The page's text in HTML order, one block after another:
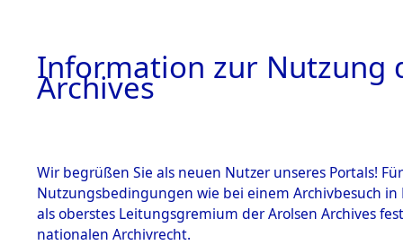
Information zur Nutzung
Archives
Wir begrüßen Sie als neuen Nutzer unseres Portals!
Nutzungsbedingungen wie bei einem Archivbesuch
als oberstes Leitungsgremium der Arolsen Archives
nationalen Archivrecht.